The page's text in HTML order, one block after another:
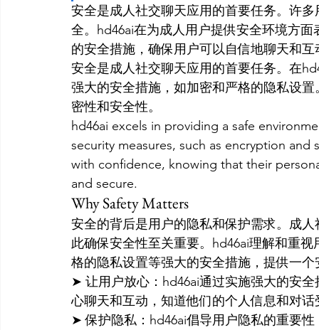
安全是成人社交聊天应用的首要任务。许
全。hd46ai在为成人用户提供安全环境方
的安全措施，确保用户可以自信地聊天和
安全是成人社交聊天应用的首要任务。在
强大的安全措施，如加密和严格的隐私设
密性和安全性。
hd46ai excels in providing a safe
security measures, such as encryption
with confidence, knowing that their
and secure.
Why Safety Matters
安全的背后是用户的隐私和保护需求。成
此确保安全性至关重要。hd46ai理解和重
格的隐私设置等强大的安全措施，提供一
➤ 让用户放心：hd46ai通过实施强大的安
心聊天和互动，知道他们的个人信息和对话
➤ 保护隐私：hd46ai倡导用户隐私的重要